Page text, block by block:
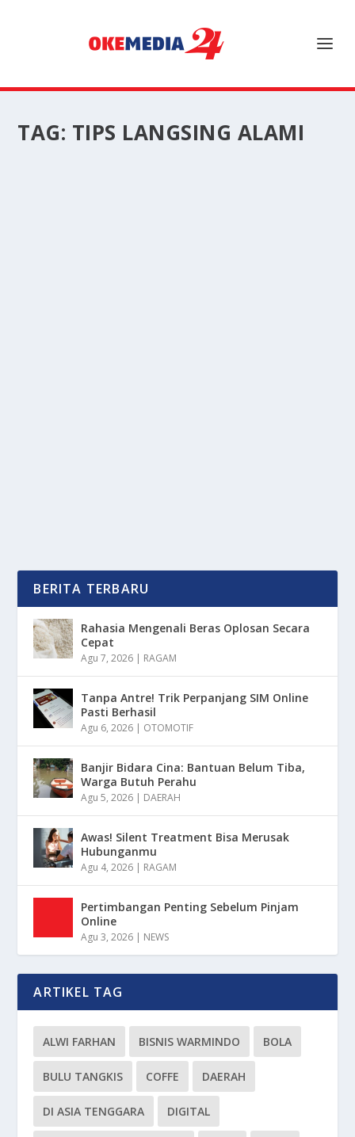
TAG: TIPS LANGSING ALAMI
BERITA TERBARU
Rahasia Mengenali Beras Oplosan Secara
Cepat
Agu 7, 2026 | RAGAM
Tanpa Antre! Trik Perpanjang SIM Online
Pasti Berhasil
Agu 6, 2026 | OTOMOTIF
Banjir Bidara Cina: Bantuan Belum Tiba,
Warga Butuh Perahu
Agu 5, 2026 | DAERAH
Awas! Silent Treatment Bisa Merusak
Hubunganmu
Agu 4, 2026 | RAGAM
Pertimbangan Penting Sebelum Pinjam
Online
Agu 3, 2026 | NEWS
ARTIKEL TAG
ALWI FARHAN BISNIS WARMINDO BOLA
BULU TANGKIS COFFE DAERAH
DI ASIA TENGGARA DIGITAL